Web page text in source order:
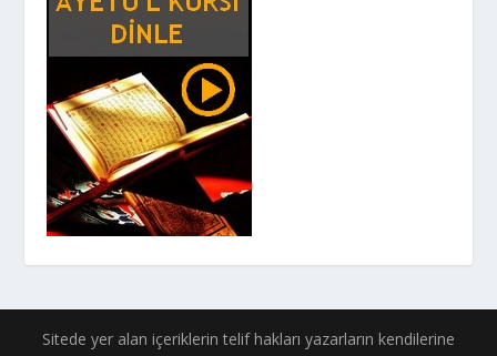
Sitede yer alan içeriklerin telif hakları yazarların kendilerine